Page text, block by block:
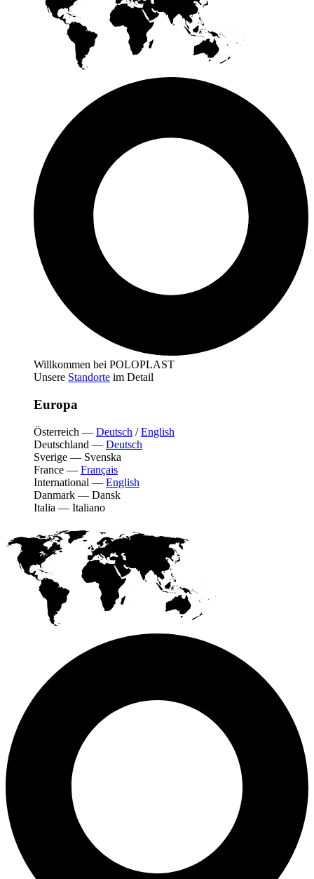
Willkommen bei POLOPLAST
Unsere Standorte im Detail
Europa
Österreich — Deutsch /English
Deutschland — Deutsch
Sverige — Svenska
France — Français
International — English
Danmark — Dansk
Italia — Italiano